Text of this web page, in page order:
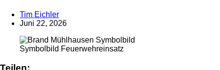
Tim Eichler
Juni 22, 2026
Symbolbild Feuerwehreinsatz
Teilen: